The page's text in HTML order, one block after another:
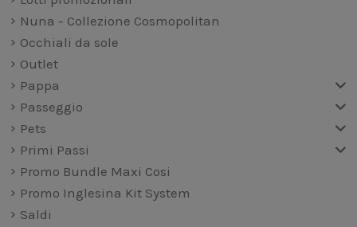
Nuna - Collezione Cosmopolitan
Occhiali da sole
Outlet
Pappa
Passeggio
Pets
Primi Passi
Promo Bundle Maxi Cosi
Promo Inglesina Kit System
Saldi